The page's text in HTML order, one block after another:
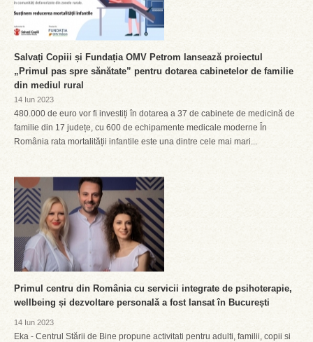
Salvați Copiii și Fundația OMV Petrom lansează proiectul
„Primul pas spre sănătate” pentru dotarea cabinetelor de familie
din mediul rural
14 Iun 2023
480.000 de euro vor fi investiți în dotarea a 37 de cabinete de medicină de
familie din 17 județe, cu 600 de echipamente medicale moderne În
România rata mortalității infantile este una dintre cele mai mari...
Primul centru din România cu servicii integrate de psihoterapie,
wellbeing și dezvoltare personală a fost lansat în București
14 Iun 2023
Eka - Centrul Stării de Bine propune activitati pentru adulti, familii, copii si